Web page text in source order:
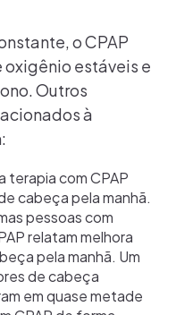
o CPAP
oxigênio estáveis e
Outros
à
terapia com CPAP
cabeça pela manhã.
pessoas com
relatam melhora
pela manhã. Um
de cabeça
em quase metade